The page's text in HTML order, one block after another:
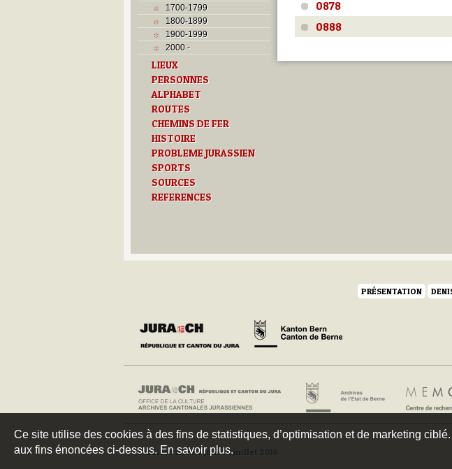
1700-1799
1800-1899
1900-1999
2000 -
LIEUX
PERSONNES
ALPHABET
ROUTES
CHEMINS DE FER
HISTOIRE
PROBLEME JURASSIEN
SPORTS
SOURCES
REFERENCES
0878
0888
PRÉSENTATION
Dernière mise à jour : 4 juillet 2016
Ce site utilise des cookies à des fins de statistiques, d’optimisation et de marketing
aux fins énoncées ci-dessus. En savoir plus.